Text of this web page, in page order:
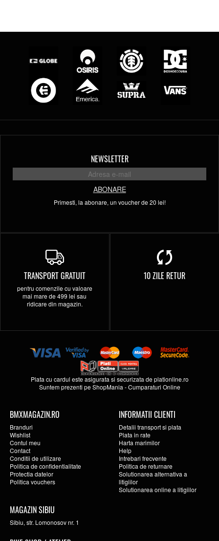
NEWSLETTER
ABONARE
Primesti, la abonare, un voucher de 20 lei!
TRANSPORT GRATUIT
pentru comenzile cu valoare
mai mare de 499 lei sau
ridicare din magazin.
10 ZILE RETUR
Plata cu cardul este asigurata si securizata deplationline.ro
Suntem prezenti peShopMania -Cumparaturi Online
BMXMAGAZIN.RO
Branduri
Wishlist
Contul meu
Contact
Conditii de utilizare
Politica de confidentialitate
Protectia datelor
Politica vouchers
INFORMATII CLIENTI
Detalii transport si plata
Plata in rate
Harta marimilor
Help
Intrebari frecvente
Politica de returnare
Solutionarea alternativa a
litigiilor
Solutionarea online a litigiilor
MAGAZIN SIBIU
Sibiu, str. Lomonosov nr. 1